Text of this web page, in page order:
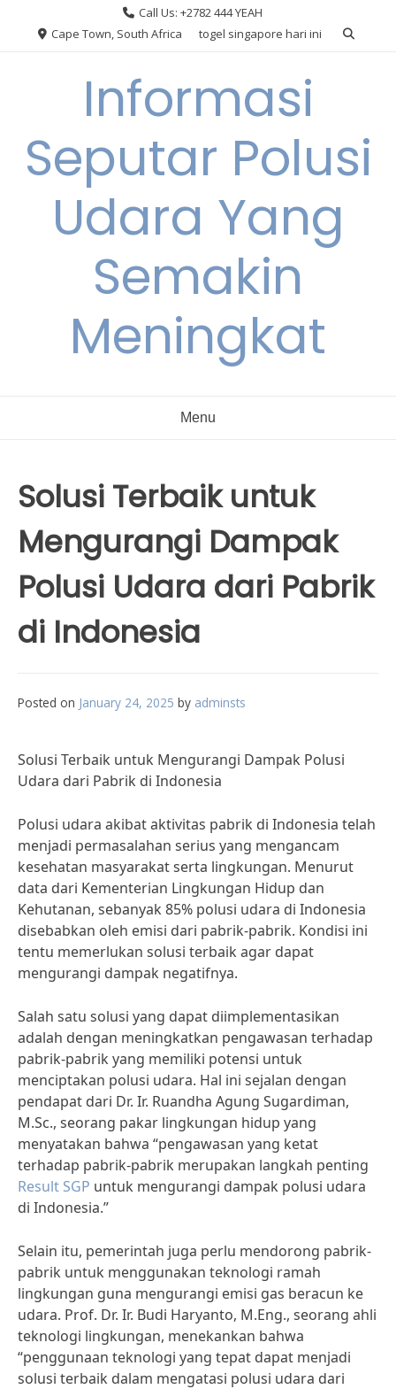
Call Us: +2782 444 YEAH
Cape Town, South Africa
togel singapore hari ini
Informasi
Seputar Polusi
Udara Yang
Semakin
Meningkat
Menu
Solusi Terbaik untuk
Mengurangi Dampak
Polusi Udara dari Pabrik
di Indonesia
Posted on January 24, 2025 by adminsts
Solusi Terbaik untuk Mengurangi Dampak Polusi
Udara dari Pabrik di Indonesia
Polusi udara akibat aktivitas pabrik di Indonesia telah
menjadi permasalahan serius yang mengancam
kesehatan masyarakat serta lingkungan. Menurut
data dari Kementerian Lingkungan Hidup dan
Kehutanan, sebanyak 85% polusi udara di Indonesia
disebabkan oleh emisi dari pabrik-pabrik. Kondisi ini
tentu memerlukan solusi terbaik agar dapat
mengurangi dampak negatifnya.
Salah satu solusi yang dapat diimplementasikan
adalah dengan meningkatkan pengawasan terhadap
pabrik-pabrik yang memiliki potensi untuk
menciptakan polusi udara. Hal ini sejalan dengan
pendapat dari Dr. Ir. Ruandha Agung Sugardiman,
M.Sc., seorang pakar lingkungan hidup yang
menyatakan bahwa “pengawasan yang ketat
terhadap pabrik-pabrik merupakan langkah penting
Result SGP untuk mengurangi dampak polusi udara
di Indonesia.”
Selain itu, pemerintah juga perlu mendorong pabrik-
pabrik untuk menggunakan teknologi ramah
lingkungan guna mengurangi emisi gas beracun ke
udara. Prof. Dr. Ir. Budi Haryanto, M.Eng., seorang ahli
teknologi lingkungan, menekankan bahwa
“penggunaan teknologi yang tepat dapat menjadi
solusi terbaik dalam mengatasi polusi udara dari